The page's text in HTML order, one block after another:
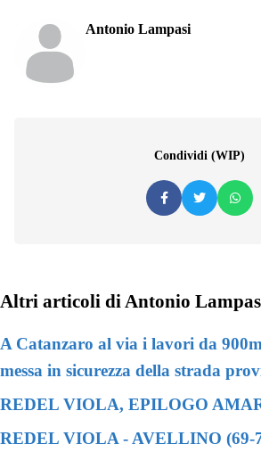
Antonio Lampasi
Condividi (WIP)
Altri articoli di Antonio
A Catanzaro al via i lavori da
messa in sicurezza della strada
REDEL VIOLA, EPILOGO
REDEL VIOLA - AVELLINO (69-